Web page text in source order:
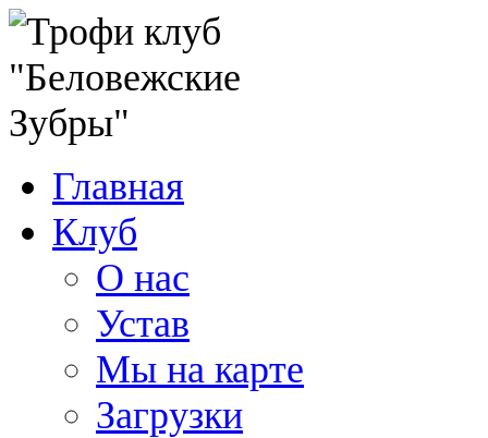
Главная
Клуб
О нас
Устав
Мы на карте
Загрузки